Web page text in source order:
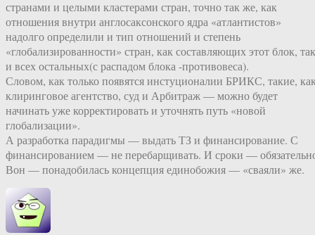
странами и целыми кластерами стран, точно так же, как
отношения внутри англосаксонского ядра «атлантистов»
надолго определили и тип отношений и степень
«глобализированности» стран, как составляющих этот блок, так
и всех остальных(с распадом блока -противовеса).
Словом, как только появятся инстуционалии БРИКС, такие,
клиринговое агентство, суд и Арбитраж — можно будет
начинать уже корректировать и уточнять путь «новой
глобализации».
А разработка парадигмы — выдать ТЗ и финансирование. С
финансированием — не перебарщивать. И сроки —
Вон — понадобилась концепция единобожия — «сваяли» же.